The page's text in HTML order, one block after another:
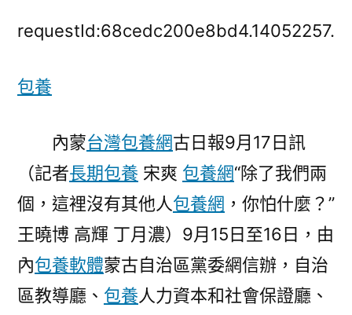
屆
收
平
專
包
養
網
安
requestId:68cedc200e8bd4.14052257.
包養
內蒙台灣包養網古日報9月17日訊
（記者長期包養 宋爽 包養網“除了我們兩
個，這裡沒有其他人包養網 ，你怕什麼？”
王曉博 高輝 丁月濃）9月15日至16日，由
內包養軟體蒙古自治區黨委網信辦，自治
區教導廳、 包養人力資本和社會保證廳、